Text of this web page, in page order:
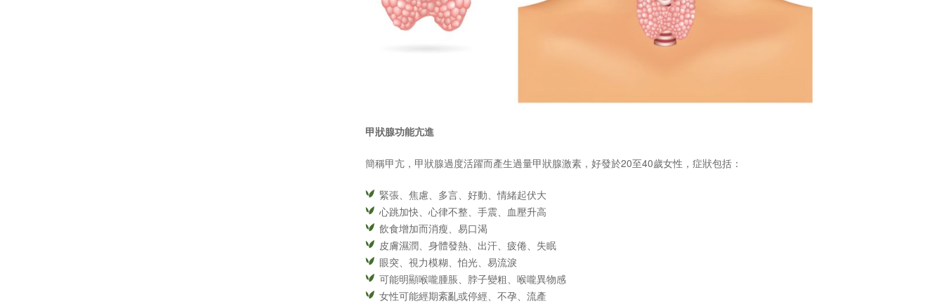
甲狀腺功能亢進
簡稱甲亢，甲狀腺過度活躍而產生過量甲狀腺激素，好發於20至40歲女性，症狀包括：
緊張、焦慮、多言、好動、情緒起伏大
心跳加快、心律不整、手震、血壓升高
飲食增加而消瘦、易口渴
皮膚濕潤、身體發熱、出汗、疲倦、失眠
眼突、視力模糊、怕光、易流淚
可能明顯喉嚨腫脹、脖子變粗、喉嚨異物感
女性可能經期紊亂或停經、不孕、流產